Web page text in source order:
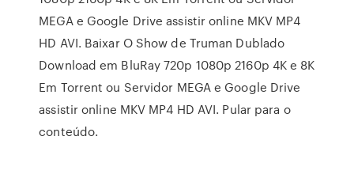
MEGA e Google Drive assistir online MKV MP4
HD AVI. Baixar O Show de Truman Dublado
Download em BluRay 720p 1080p 2160p 4K e 8K
Em Torrent ou Servidor MEGA e Google Drive
assistir online MKV MP4 HD AVI. Pular para o
conteúdo.